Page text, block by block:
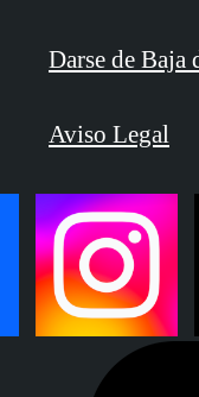
Darse de Baja
Aviso Legal